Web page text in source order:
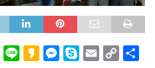
W L
K M S
E
C